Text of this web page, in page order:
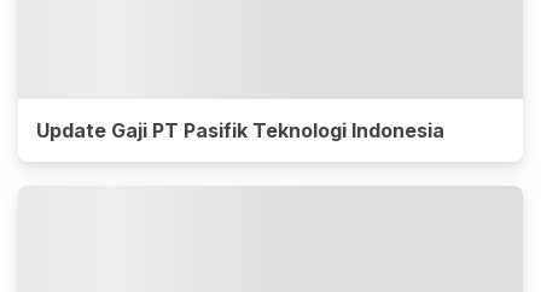
Update Gaji PT Pasifik Teknologi Indonesia